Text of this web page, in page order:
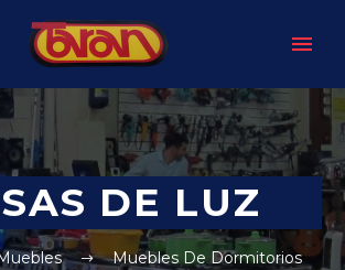
DE LUZ
Muebles De Dormitorios